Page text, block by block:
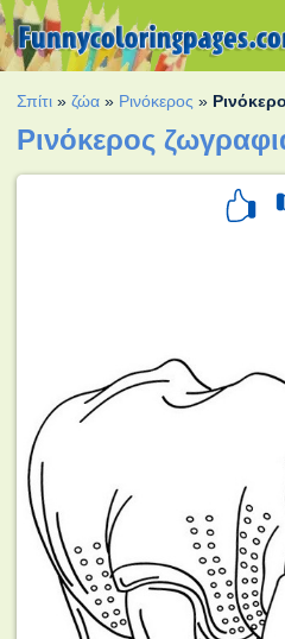
Σπίτι »ζώα » Ρινόκερος »
Ρινόκερος